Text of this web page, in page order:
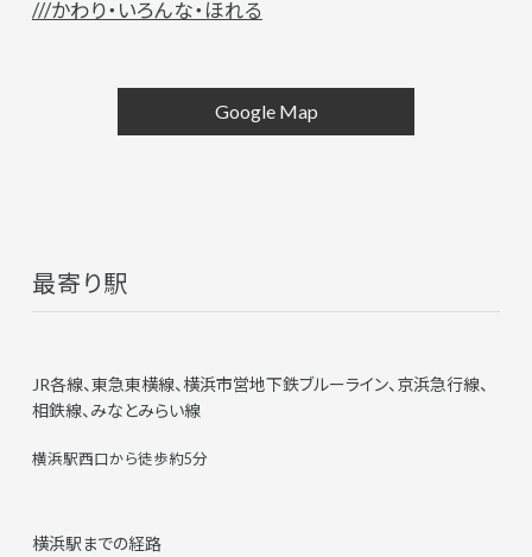
///かわり・いろんな・ほれる
Google Map
最寄り駅
JR各線、東急東横線、横浜市営地下鉄ブルーライン、京浜急行線、
相鉄線、みなとみらい線
横浜駅西口から徒歩約5分
横浜駅までの経路